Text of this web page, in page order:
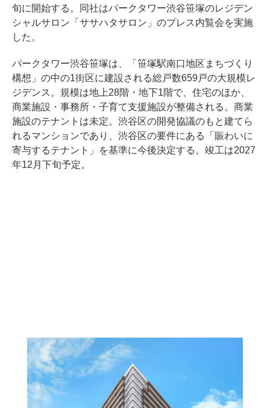
旬に開始する。同社はパークタワー渋谷笹塚のレジデン
シャルサロン「ササハタサロン」のプレス内覧会を実施
した。
パークタワー渋谷笹塚は、「笹塚駅南口地区まちづくり
構想」の中の1街区に建設される総戸数659戸の大規模レ
ジデンス。規模は地上28階・地下1階で、住宅のほか、
商業施設・事務所・子育て支援施設が整備される。商業
施設のテナントは未定。渋谷区の開発協議のもと建てら
れるマンションであり、渋谷区の要件にある「賑わいに
寄与するテナント」を基準に今後決定する。竣工は2027
年12月下旬予定。